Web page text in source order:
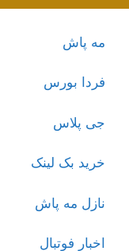
مه پاش
فردا بورس
جی پلاس
خرید بک لینک
نازل مه پاش
اخبار فوتبال